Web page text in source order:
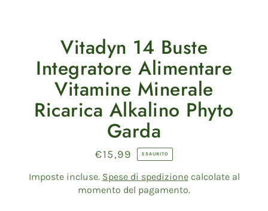
Vitadyn 14 Buste
Integratore Alimentare
Vitamine Minerale
Ricarica Alkalino Phyto
Garda
Prezzo
listino
€15,99 ESAURITO
Imposte incluse. Spese di spedizionecalcolate al
momento del pagamento.